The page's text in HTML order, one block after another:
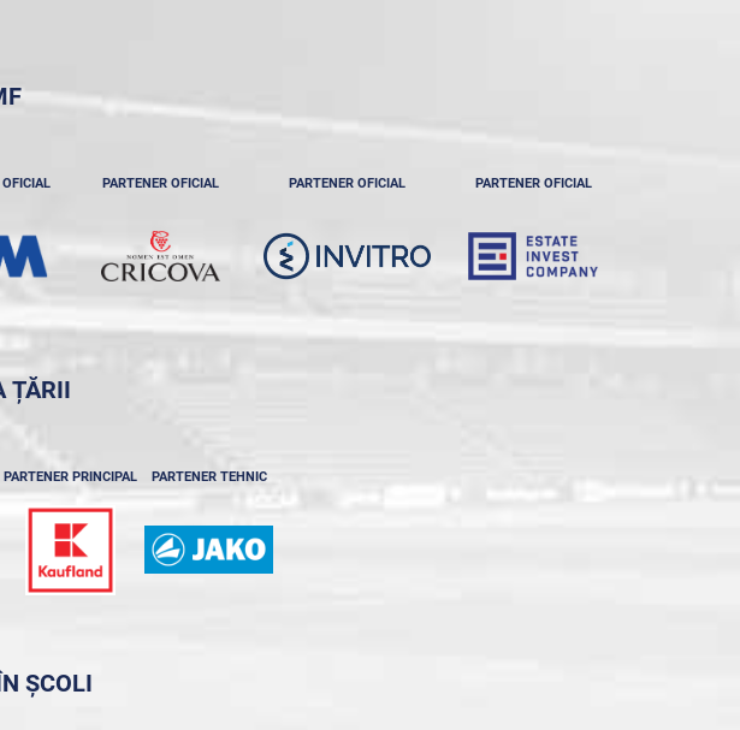
OFICIAL PARTENER OFICIAL PARTENER OFICIAL PARTENER OFICIAL
ȚĂRII
PARTENER PRINCIPAL PARTENER TEHNIC
ȘCOLI